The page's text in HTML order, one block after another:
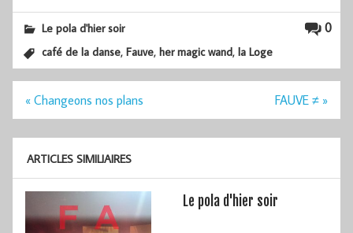
0
Le pola d'hier soir
café de la danse,Fauve,her magic wand,la Loge
Navigation
« Changeons nos plans FAUVE ≠ »
ARTICLES SIMILIAIRES
Le pola d'hier soir